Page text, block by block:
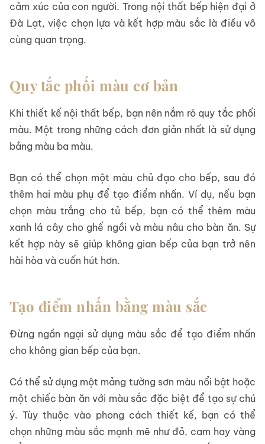
cảm xúc của con người. Trong nội thất bếp hiện đại ở
Đà Lạt, việc chọn lựa và kết hợp màu sắc là điều vô
cùng quan trọng.
Quy tắc phối màu cơ bản
Khi thiết kế nội thất bếp, bạn nên nắm rõ quy tắc phối
màu. Một trong những cách đơn giản nhất là sử dụng
bảng màu ba màu.
Bạn có thể chọn một màu chủ đạo cho bếp, sau đó
thêm hai màu phụ để tạo điểm nhấn. Ví dụ, nếu bạn
chọn màu trắng cho tủ bếp, bạn có thể thêm màu
xanh lá cây cho ghế ngồi và màu nâu cho bàn ăn. Sự
kết hợp này sẽ giúp không gian bếp của bạn trở nên
hài hòa và cuốn hút hơn.
Tạo điểm nhấn bằng màu sắc
Đừng ngần ngại sử dụng màu sắc để tạo điểm nhấn
cho không gian bếp của bạn.
Có thể sử dụng một mảng tường sơn màu nổi bật hoặc
một chiếc bàn ăn với màu sắc đặc biệt để tạo sự chú
ý. Tùy thuộc vào phong cách thiết kế, bạn có thể
chọn những màu sắc mạnh mẽ như đỏ, cam hay vàng